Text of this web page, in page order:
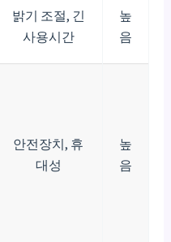
밝기 조절, 긴
사용시간
높
음
안전장치, 휴
대성
높
음